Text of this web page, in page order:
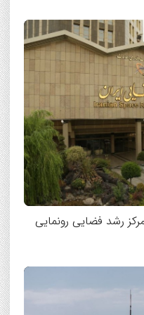
رشد فضایی رونمایی